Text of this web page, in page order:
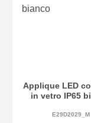
Applique LED
in vetro IP65
E29D2029_M